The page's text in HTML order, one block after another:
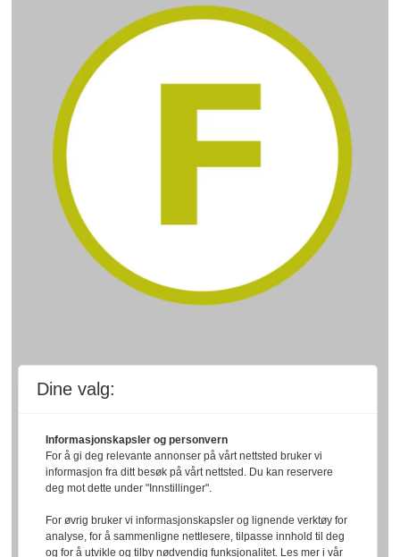
Dine valg:
Informasjonskapsler og personvern
For å gi deg relevante annonser på vårt nettsted bruker vi
informasjon fra ditt besøk på vårt nettsted. Du kan reservere
deg mot dette under "Innstillinger".
For øvrig bruker vi informasjonskapsler og lignende verktøy for
analyse, for å sammenligne nettlesere, tilpasse innhold til deg
og for å utvikle og tilby nødvendig funksjonalitet. Les mer i vår